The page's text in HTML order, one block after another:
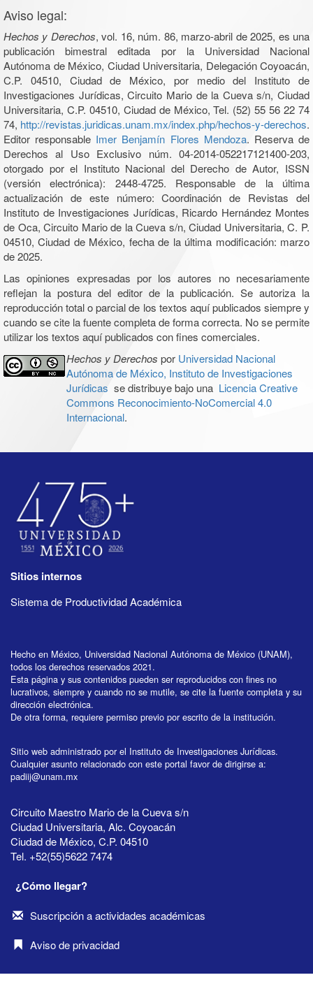
Aviso legal:
Hechos y Derechos, vol. 16, núm. 86, marzo-abril de 2025, es una
publicación bimestral editada por la Universidad Nacional
Autónoma de México, Ciudad Universitaria, Delegación Coyoacán,
C.P. 04510, Ciudad de México, por medio del Instituto de
Investigaciones Jurídicas, Circuito Mario de la Cueva s/n, Ciudad
Universitaria, C.P. 04510, Ciudad de México, Tel. (52) 55 56 22 74
74, http://revistas.juridicas.unam.mx/index.php/hechos-y-derechos.
Editor responsable Imer Benjamín Flores Mendoza. Reserva de
Derechos al Uso Exclusivo núm. 04-2014-052217121400-203,
otorgado por el Instituto Nacional del Derecho de Autor, ISSN
(versión electrónica): 2448-4725. Responsable de la última
actualización de este número: Coordinación de Revistas del
Instituto de Investigaciones Jurídicas, Ricardo Hernández Montes
de Oca, Circuito Mario de la Cueva s/n, Ciudad Universitaria, C. P.
04510, Ciudad de México, fecha de la última modificación: marzo
de 2025.
Las opiniones expresadas por los autores no necesariamente
reflejan la postura del editor de la publicación. Se autoriza la
reproducción total o parcial de los textos aquí publicados siempre y
cuando se cite la fuente completa de forma correcta. No se permite
utilizar los textos aquí publicados con fines comerciales.
Hechos y Derechos por Universidad Nacional
Autónoma de México, Instituto de Investigaciones
Jurídicas se distribuye bajo una Licencia Creative
Commons Reconocimiento-NoComercial 4.0
Internacional.
Sitios internos
Sistema de Productividad Académica
Hecho en México, Universidad Nacional Autónoma de México (UNAM),
todos los derechos reservados 2021.
Esta página y sus contenidos pueden ser reproducidos con fines no
lucrativos, siempre y cuando no se mutile, se cite la fuente completa y su
dirección electrónica.
De otra forma, requiere permiso previo por escrito de la institución.
Sitio web administrado por el Instituto de Investigaciones Jurídicas.
Cualquier asunto relacionado con este portal favor de dirigirse a:
padiij@unam.mx
Circuito Maestro Mario de la Cueva s/n
Ciudad Universitaria, Alc. Coyoacán
Ciudad de México, C.P. 04510
Tel. +52(55)5622 7474
¿Cómo llegar?
Suscripción a actividades académicas
Aviso de privacidad